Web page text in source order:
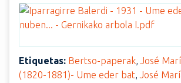
Etiquetas: Bertso-paperak, José
(1820-1881)- Ume eder bat, José